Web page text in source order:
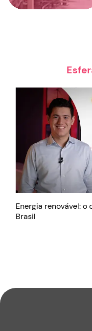
Energia renovável:
Brasil